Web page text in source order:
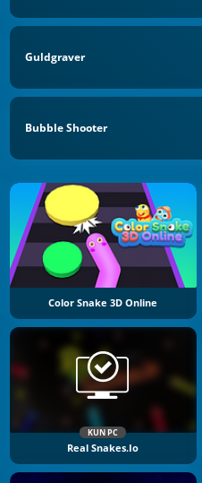
Guldgraver
Bubble Shooter
Color Snake 3D Online
KUN PC
Real Snakes.io